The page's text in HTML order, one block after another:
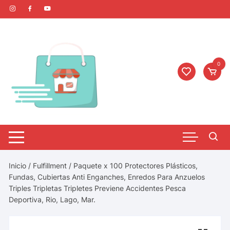
0
Inicio / Fulfillment / Paquete x 100 Protectores Plásticos,
Fundas, Cubiertas Anti Enganches, Enredos Para Anzuelos
Triples Tripletas Tripletes Previene Accidentes Pesca
Deportiva, Rio, Lago, Mar.